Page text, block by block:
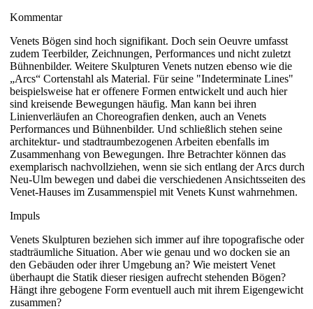
Kommentar
Venets Bögen sind hoch signifikant. Doch sein Oeuvre umfasst
zudem Teerbilder, Zeichnungen, Performances und nicht zuletzt
Bühnenbilder. Weitere Skulpturen Venets nutzen ebenso wie die
„Arcs“ Cortenstahl als Material. Für seine "Indeterminate Lines"
beispielsweise hat er offenere Formen entwickelt und auch hier
sind kreisende Bewegungen häufig. Man kann bei ihren
Linienverläufen an Choreografien denken, auch an Venets
Performances und Bühnenbilder. Und schließlich stehen seine
architektur- und stadtraumbezogenen Arbeiten ebenfalls im
Zusammenhang von Bewegungen. Ihre Betrachter können das
exemplarisch nachvollziehen, wenn sie sich entlang der Arcs durch
Neu-Ulm bewegen und dabei die verschiedenen Ansichtsseiten des
Venet-Hauses im Zusammenspiel mit Venets Kunst wahrnehmen.
Impuls
Venets Skulpturen beziehen sich immer auf ihre topografische oder
stadträumliche Situation. Aber wie genau und wo docken sie an
den Gebäuden oder ihrer Umgebung an? Wie meistert Venet
überhaupt die Statik dieser riesigen aufrecht stehenden Bögen?
Hängt ihre gebogene Form eventuell auch mit ihrem Eigengewicht
zusammen?